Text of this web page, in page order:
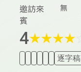
邀訪來
賓
無
4★★★★
逐字稿